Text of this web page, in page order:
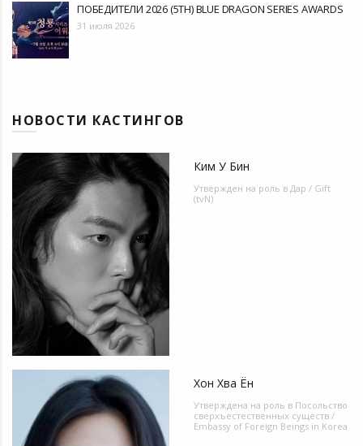
ПОБЕДИТЕЛИ 2026 (5TH) BLUE DRAGON SERIES AWARDS
31 июля 2026
НОВОСТИ КАСТИНГОВ
Ким У Бин
Утвержден на роль в Дар / Gift
(tvN)
Хон Хва Ён
Утверждена на роль в Посольство
сверхъестественных существ /
Embassy of Foreign Beings in Korea